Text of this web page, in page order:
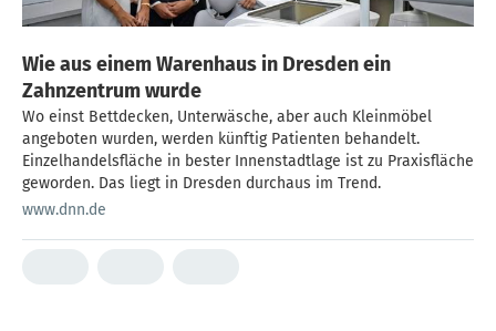
Wie aus einem Warenhaus in Dresden ein
Zahnzentrum wurde
Wo einst Bettdecken, Unterwäsche, aber auch Kleinmöbel
angeboten wurden, werden künftig Patienten behandelt.
Einzelhandelsfläche in bester Innenstadtlage ist zu Praxisfläche
geworden. Das liegt in Dresden durchaus im Trend.
www.dnn.de